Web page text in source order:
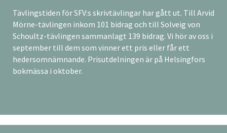
Tävlingstiden för SFV:s skrivtävlingar har gått ut. Till Arvid
Mörne-tävlingen inkom 101 bidrag och till Solveig von
Schoultz-tävlingen sammanlagt 139 bidrag. Vi hör av oss i
september till dem som vinner ett pris eller får ett
hedersomnämnande. Prisutdelningen är på Helsingfors
bokmässa i oktober.